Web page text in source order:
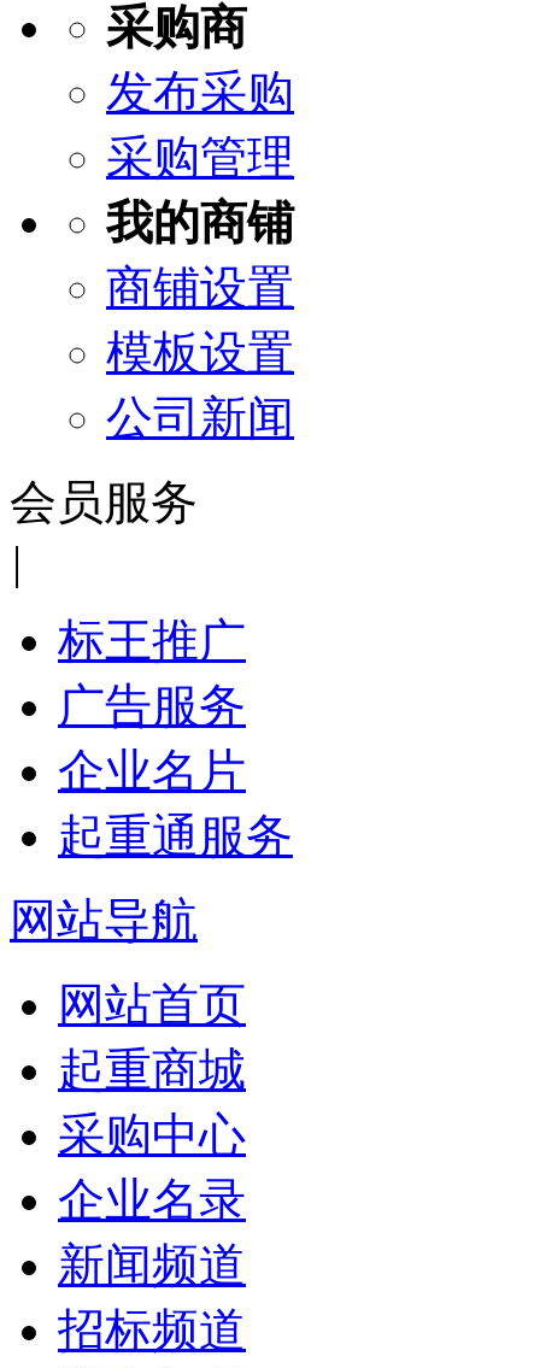
采购商
发布采购
采购管理
我的商铺
商铺设置
模板设置
公司新闻
会员服务
|
标王推广
广告服务
企业名片
起重通服务
网站导航
网站首页
起重商城
采购中心
企业名录
新闻频道
招标频道